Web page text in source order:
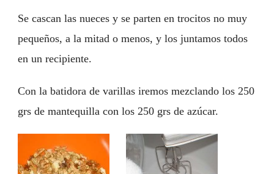
Se cascan las nueces y se parten en trocitos no muy
pequeños, a la mitad o menos, y los juntamos todos
en un recipiente.
Con la batidora de varillas iremos mezclando los 250
grs de mantequilla con los 250 grs de azúcar.